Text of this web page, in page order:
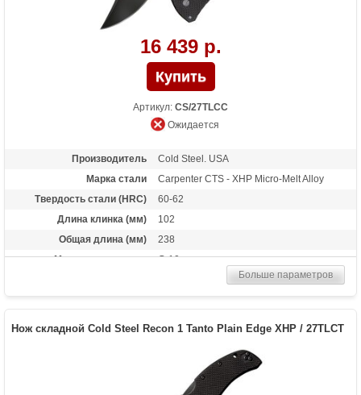
16 439 р.
Артикул: CS/27TLCC
Ожидается
Производитель
Cold Steel. USA
Марка стали
Carpenter CTS - XHP Micro-Melt Alloy
Твердость стали (HRC)
60-62
Длина клинка (мм)
102
Общая длина (мм)
238
Материал рукоятки
G-10
Больше параметров
Нож складной Cold Steel Recon 1 Tanto Plain Edge XHP / 27TLCT